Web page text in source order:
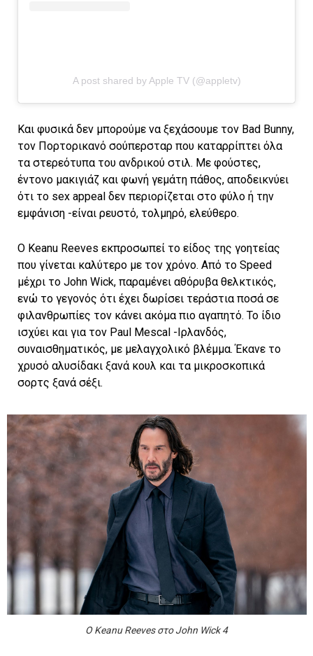
A post shared by Apple TV (@appletv)
Και φυσικά δεν μπορούμε να ξεχάσουμε τον Bad Bunny,
τον Πορτορικανό σούπερσταρ που καταρρίπτει όλα
τα στερεότυπα του ανδρικού στιλ. Με φούστες,
έντονο μακιγιάζ και φωνή γεμάτη πάθος, αποδεικνύει
ότι το sex appeal δεν περιορίζεται στο φύλο ή την
εμφάνιση -είναι ρευστό, τολμηρό, ελεύθερο.
Ο Keanu Reeves εκπροσωπεί το είδος της γοητείας
που γίνεται καλύτερο με τον χρόνο. Από το Speed
μέχρι το John Wick, παραμένει αθόρυβα θελκτικός,
ενώ το γεγονός ότι έχει δωρίσει τεράστια ποσά σε
φιλανθρωπίες τον κάνει ακόμα πιο αγαπητό. Το ίδιο
ισχύει και για τον Paul Mescal -Ιρλανδός,
συναισθηματικός, με μελαγχολικό βλέμμα. Έκανε το
χρυσό αλυσίδακι ξανά κουλ και τα μικροσκοπικά
σορτς ξανά σέξι.
Ο Keanu Reeves στο John Wick 4